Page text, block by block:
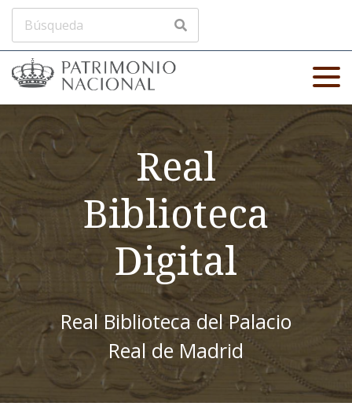
Real
Biblioteca
Digital
Real Biblioteca del Palacio
Real de Madrid